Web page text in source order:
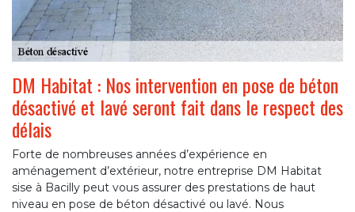
DM Habitat : Nos intervention en pose de béton
désactivé et lavé seront fait dans le respect des
délais
Forte de nombreuses années d’expérience en
aménagement d’extérieur, notre entreprise DM Habitat
sise à Bacilly peut vous assurer des prestations de haut
niveau en pose de béton désactivé ou lavé. Nous